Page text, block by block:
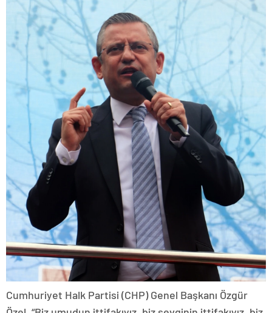
Cumhuriyet Halk Partisi (CHP) Genel Başkanı Özgür